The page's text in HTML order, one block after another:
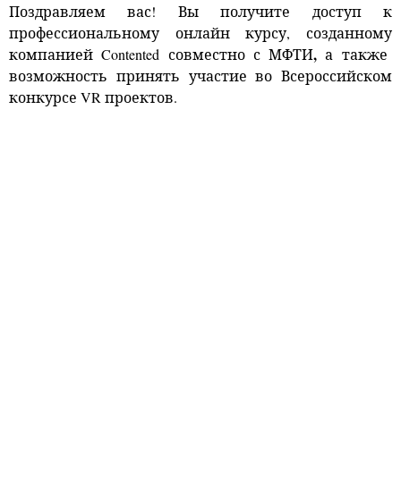
Поздравляем вас! Вы получите доступ к
профессиональному онлайн курсу, созданному
компаниейContented совместно сМФТИ,а также
возможность принять участие во Всероссийском
конкурсе VR проектов.